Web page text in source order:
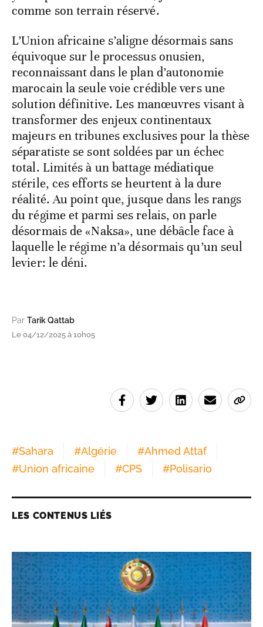
comme son terrain réservé.
L’Union africaine s’aligne désormais sans
équivoque sur le processus onusien,
reconnaissant dans le plan d’autonomie
marocain la seule voie crédible vers une
solution définitive. Les manœuvres visant à
transformer des enjeux continentaux
majeurs en tribunes exclusives pour la thèse
séparatiste se sont soldées par un échec
total. Limités à un battage médiatique
stérile, ces efforts se heurtent à la dure
réalité. Au point que, jusque dans les rangs
du régime et parmi ses relais, on parle
désormais de «Naksa», une débâcle face à
laquelle le régime n’a désormais qu’un seul
levier: le déni.
Par Tarik Qattab
Le 04/12/2025 à 10h05
#Sahara #Algérie #Ahmed Attaf
#Union africaine #CPS #Polisario
LES CONTENUS LIÉS